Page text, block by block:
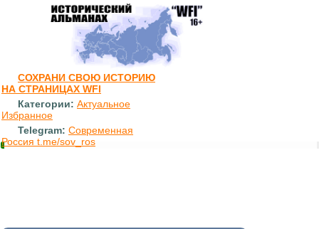
СОХРАНИ СВОЮ ИСТОРИЮ
НА СТРАНИЦАХ WFI
Категории: Актуальное
Избранное
Telegram: Современная
Россия t.me/sov_ros